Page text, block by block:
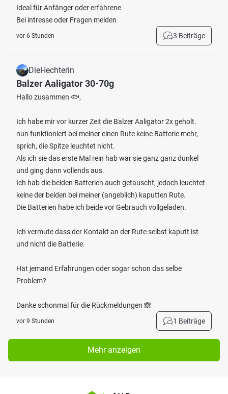
Ideal für Anfänger oder erfahrene
Bei intresse oder Fragen melden
vor 6 Stunden 3 Beiträge
DieHechterin
Balzer Aaligator 30-70g
Hallo zusammen 🐟,
Ich habe mir vor kurzer Zeit die Balzer Aaligator 2x geholt.
nun funktioniert bei meiner einen Rute keine Batterie mehr,
sprich, die Spitze leuchtet nicht.
Als ich sie das erste Mal rein hab war sie ganz ganz dunkel
und ging dann vollends aus.
Ich hab die beiden Batterien auch getauscht, jedoch leuchtet
keine der beiden bei meiner (angeblich) kaputten Rute.
Die Batterien habe ich beide vor Gebrauch vollgeladen.
Ich vermute dass der Kontakt an der Rute selbst kaputt ist
und nicht die Batterie.
Hat jemand Erfahrungen oder sogar schon das selbe
Problem?
Danke schonmal für die Rückmeldungen 🙈
vor 9 Stunden 1 Beiträge
Mehr anzeigen